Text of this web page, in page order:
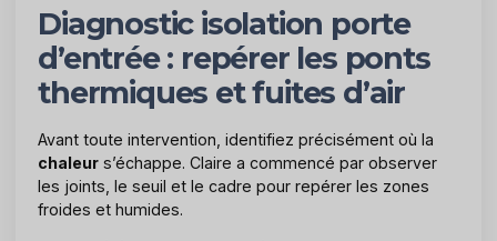
Diagnostic isolation porte
d’entrée : repérer les ponts
thermiques et fuites d’air
Avant toute intervention, identifiez précisément où la
chaleur s’échappe. Claire a commencé par observer
les joints, le seuil et le cadre pour repérer les zones
froides et humides.